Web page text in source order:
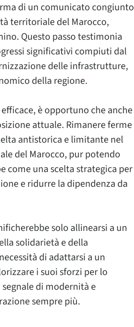
di un comunicato congiunto
territoriale del Marocco,
Questo passo testimonia
significativi compiuti dal
delle infrastrutture,
della regione.
è opportuno che anche
attuale. Rimanere ferme
antistorica e limitante nel
del Marocco, pur potendo
come una scelta strategica per
e ridurre la dipendenza da
solo allinearsi a un
solidarietà e della
di adattarsi a un
i suoi sforzi per lo
di modernità e
sempre più.